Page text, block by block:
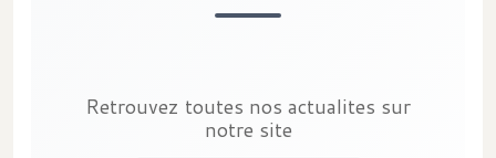
Retrouvez toutes nos actualites sur
notre site